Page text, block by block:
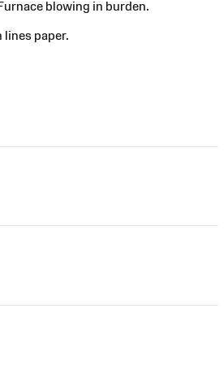
blowing in burden.
lines paper.